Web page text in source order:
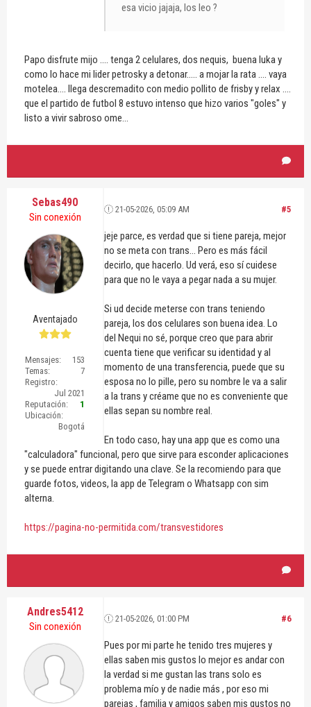
esa vicio jajaja, los leo ?
Papo disfrute mijo .... tenga 2 celulares, dos nequis, buena luka y
como lo hace mi lider petrosky a detonar..... a mojar la rata .... vaya
motelea.... llega descremadito con medio pollito de frisby y relax ....
que el partido de futbol 8 estuvo intenso que hizo varios "goles" y
listo a vivir sabroso ome...
Sebas490
Sin conexión
Aventajado
Mensajes:
153
Temas:
7
Registro:
Jul 2021
Reputación:
1
Ubicación:
Bogotá
#5
21-05-2026, 05:09 AM
jeje parce, es verdad que si tiene pareja, mejor
no se meta con trans... Pero es más fácil
decirlo, que hacerlo. Ud verá, eso sí cuidese
para que no le vaya a pegar nada a su mujer.
Si ud decide meterse con trans teniendo
pareja, los dos celulares son buena idea. Lo
del Nequi no sé, porque creo que para abrir
cuenta tiene que verificar su identidad y al
momento de una transferencia, puede que su
esposa no lo pille, pero su nombre le va a salir
a la trans y créame que no es conveniente que
ellas sepan su nombre real.
En todo caso, hay una app que es como una
"calculadora" funcional, pero que sirve para esconder aplicaciones
y se puede entrar digitando una clave. Se la recomiendo para que
guarde fotos, videos, la app de Telegram o Whatsapp con sim
alterna.
https://pagina-no-permitida.com/transvestidores
Andres5412
Sin conexión
#6
21-05-2026, 01:00 PM
Pues por mi parte he tenido tres mujeres y
ellas saben mis gustos lo mejor es andar con
la verdad si me gustan las trans solo es
problema mío y de nadie más , por eso mi
parejas , familia y amigos saben mis gustos no